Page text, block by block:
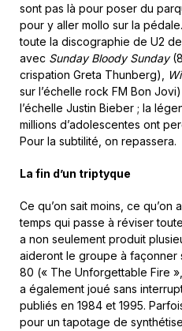
sont pas là pour poser du
pour y aller mollo sur la
toute la discographie de U2
avec Sunday Bloody Sunday(8
crispation Greta Thunberg),
sur l’échelle rock FM Bon
l’échelle Justin Bieber ; la
millions d’adolescentes ont
Pour la subtilité, on repassera.
La fin d’un triptyque
Ce qu’on sait moins, ce
temps qui passe à réviser
a non seulement produit
aideront le groupe à façonner
80 (« The Unforgettable Fire
a également joué sans
publiés en 1984 et 1995.
pour un tapotage de